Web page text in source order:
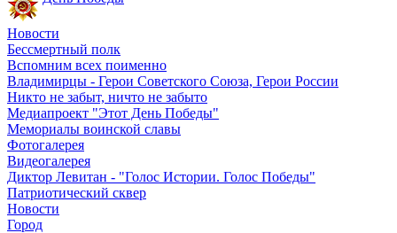
Новости
Бессмертный полк
Вспомним всех поименно
Владимирцы - Герои Советского Союза, Герои России
Никто не забыт, ничто не забыто
Медиапроект "Этот День Победы"
Мемориалы воинской славы
Фотогалерея
Видеогалерея
Диктор Левитан - "Голос Истории. Голос Победы"
Патриотический сквер
Новости
Город